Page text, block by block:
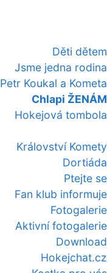
Děti dětem
Jsme jedna rodina
Petr Koukal a Kometa
Chlapi ŽENÁM
Hokejová tombola
Království Komety
Dortiáda
Ptejte se
Fan klub informuje
Fotogalerie
Aktivní fotogalerie
Download
Hokejchat.cz